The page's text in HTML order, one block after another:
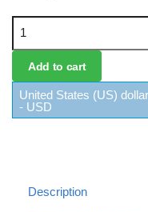
Suchard Rochers
Add to cart
United States (US)
- USD
Description